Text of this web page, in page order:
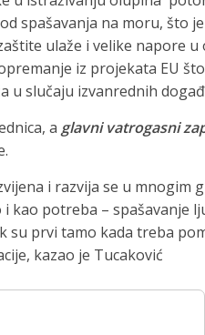
spašavanja na moru, što
ulaže i velike napore
iz projekata EU
u slučaju izvanrednih
a glavni vatrogasni
i razvija se u mnogim
potreba – spašavanje
prvi tamo kada treba
kazao je Tucaković